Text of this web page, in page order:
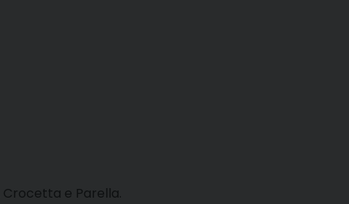
e Parella.